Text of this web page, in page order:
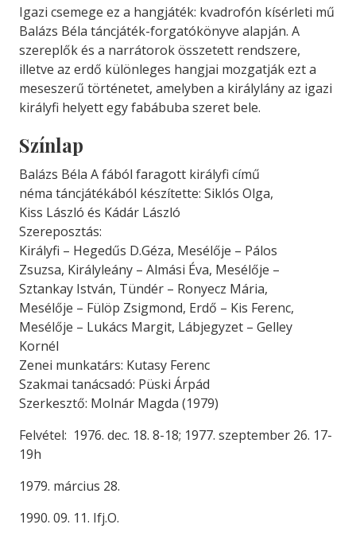
Igazi csemege ez a hangjáték: kvadrofón kísérleti mű
Balázs Béla táncjáték-forgatókönyve alapján. A
szereplők és a narrátorok összetett rendszere,
illetve az erdő különleges hangjai mozgatják ezt a
meseszerű történetet, amelyben a királylány az igazi
királyfi helyett egy fabábuba szeret bele.
Színlap
Balázs Béla A fából faragott királyfi című
néma táncjátékából készítette: Siklós Olga,
Kiss László és Kádár László
Szereposztás:
Királyfi – Hegedűs D.Géza, Mesélője – Pálos
Zsuzsa, Királyleány – Almási Éva, Mesélője –
Sztankay István, Tündér – Ronyecz Mária,
Mesélője – Fülöp Zsigmond, Erdő – Kis Ferenc,
Mesélője – Lukács Margit, Lábjegyzet – Gelley
Kornél
Zenei munkatárs: Kutasy Ferenc
Szakmai tanácsadó: Püski Árpád
Szerkesztő: Molnár Magda (1979)
Felvétel: 1976. dec. 18. 8-18; 1977. szeptember 26. 17-
19h
1979. március 28.
1990. 09. 11. Ifj.O.